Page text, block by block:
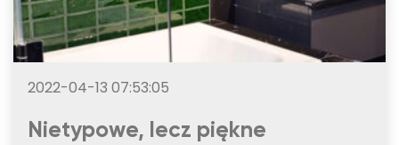
2022-04-13 07:53:05
Nietypowe, lecz piękne